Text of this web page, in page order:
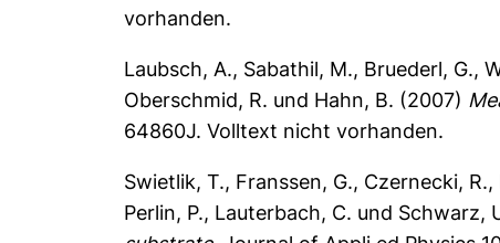
vorhanden.
Laubsch, A., Sabathil, M., Bruederl, G.,
Oberschmid, R. und Hahn, B. (2007)
64860J.Volltext nicht vorhanden.
Swietlik, T., Franssen, G., Czernecki, R.,
Perlin, P., Lauterbach, C. und Schwarz,